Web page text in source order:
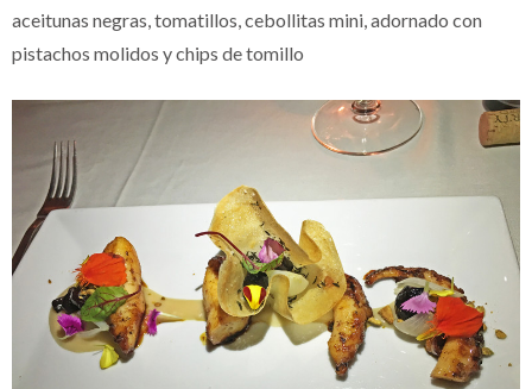
aceitunas negras, tomatillos, cebollitas mini, adornado con
pistachos molidos y chips de tomillo